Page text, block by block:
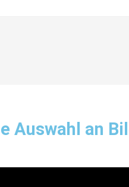
Auswahl an